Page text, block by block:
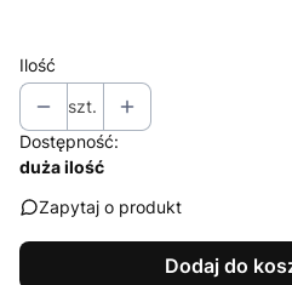
Ilość
szt.
Dostępność:
duża ilość
Zapytaj o produkt
Dodaj do